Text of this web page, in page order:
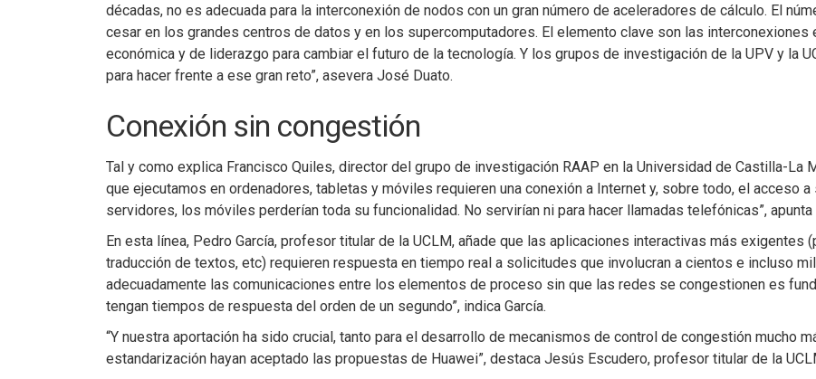
décadas, no es adecuada para la interconexión de nodos con un gran número de aceleradores de cálculo. El
cesar en los grandes centros de datos y en los supercomputadores. El elemento clave son las interconexiones
económica y de liderazgo para cambiar el futuro de la tecnología. Y los grupos de investigación de la UPV y la
para hacer frente a ese gran reto”, asevera José Duato.
Conexión sin congestión
Tal y como explica Francisco Quiles, director del grupo de investigación RAAP en la Universidad de Castilla-La
que ejecutamos en ordenadores, tabletas y móviles requieren una conexión a Internet y, sobre todo, el acceso
servidores, los móviles perderían toda su funcionalidad. No servirían ni para hacer llamadas telefónicas”, apunta
En esta línea, Pedro García, profesor titular de la UCLM, añade que las aplicaciones interactivas más exigentes
traducción de textos, etc) requieren respuesta en tiempo real a solicitudes que involucran a cientos e incluso
adecuadamente las comunicaciones entre los elementos de proceso sin que las redes se congestionen es
tengan tiempos de respuesta del orden de un segundo”, indica García.
“Y nuestra aportación ha sido crucial, tanto para el desarrollo de mecanismos de control de congestión mucho
estandarización hayan aceptado las propuestas de Huawei”, destaca Jesús Escudero, profesor titular de la